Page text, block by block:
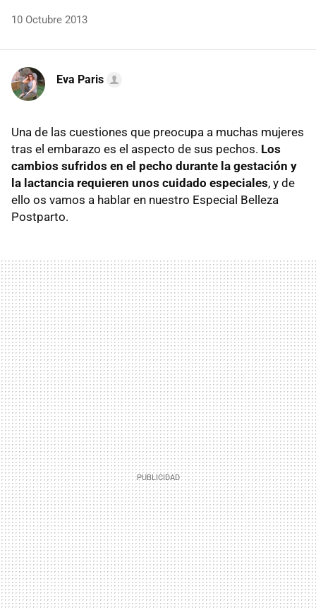
10 Octubre 2013
Eva Paris
Una de las cuestiones que preocupa a muchas mujeres
tras el embarazo es el aspecto de sus pechos. Los
cambios sufridos en el pecho durante la gestación y
la lactancia requieren unos cuidado especiales, y de
ello os vamos a hablar en nuestro Especial Belleza
Postparto.